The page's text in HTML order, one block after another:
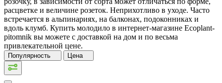
расцветке и величине розеток. Неприхотливо в уходе. Часто
встречается в альпинариях, на балконах, подоконниках и
вдоль клумб. Купить молодило в интернет-магазине Ecoplant-
pitomnik вы можете с доставкой на дом и по весьма
привлекательной цене.
Популярность Цена